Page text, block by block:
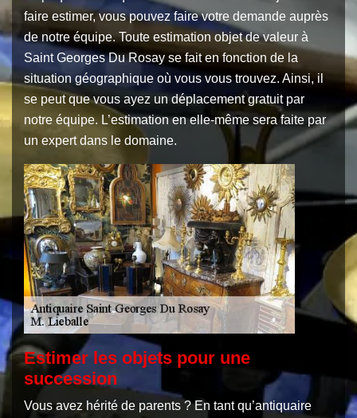
faire estimer, vous pouvez faire votre demande auprès
de notre équipe. Toute estimation objet de valeur à
Saint Georges Du Rosay se fait en fonction de la
situation géographique où vous vous trouvez. Ainsi, il
se peut que vous ayez un déplacement gratuit par
notre équipe. L’estimation en elle-même sera faite par
un expert dans le domaine.
Estimer les objets pour une
succession
Vous avez hérité de parents ? En tant qu’antiquaire